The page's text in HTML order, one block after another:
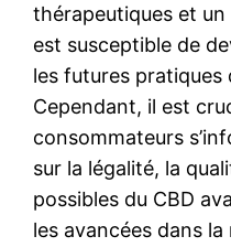
thérapeutiques et
est susceptible de
les futures pratiques
Cependant, il est
consommateurs
sur la légalité, la
possibles du CBD
les avancées dans